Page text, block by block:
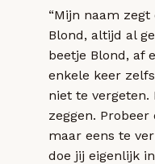
“Mijn naam
Blond, altijd al
beetje Blond, af
enkele keer
niet te
zeggen.
maar eens te
doe jij eigenlijk